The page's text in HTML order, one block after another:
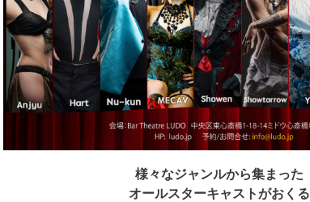
様々なジャンルから集まった
オールスターキャストがおくる